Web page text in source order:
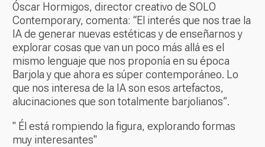
Óscar Hormigos, director creativo de SOLO
Contemporary, comenta: “El interés que nos trae la
IA de generar nuevas estéticas y de enseñarnos y
explorar cosas que van un poco más allá es el
mismo lenguaje que nos proponía en su época
Barjola y que ahora es súper contemporáneo. Lo
que nos interesa de la IA son esos artefactos,
alucinaciones que son totalmente barjolianos”.
" Él está rompiendo la figura, explorando formas
muy interesantes"